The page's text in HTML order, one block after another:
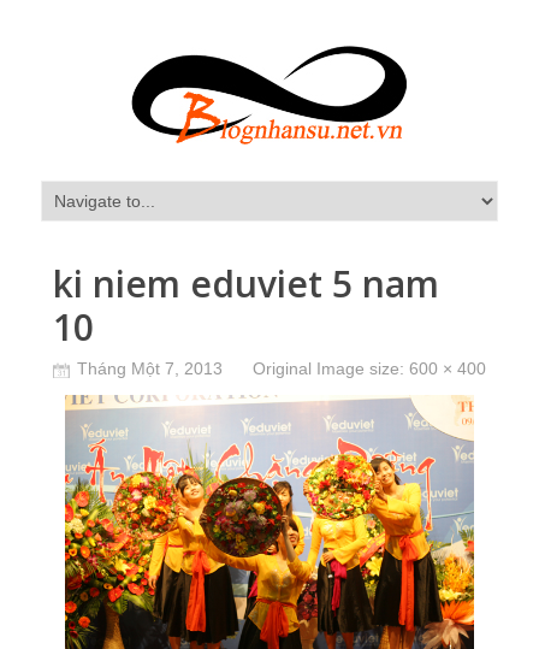
ki niem eduviet 5 nam
10
Tháng Một 7, 2013 Original Image size: 600 × 400